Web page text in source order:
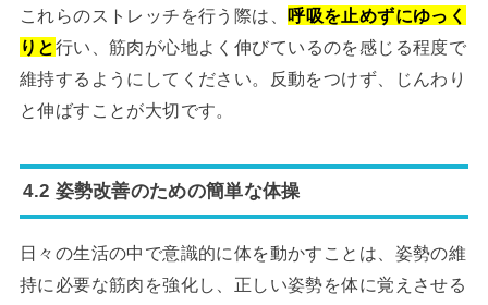
これらのストレッチを行う際は、呼吸を止めずにゆっく
りと行い、筋肉が心地よく伸びているのを感じる程度で
維持するようにしてください。反動をつけず、じんわり
と伸ばすことが大切です。
4.2 姿勢改善のための簡単な体操
日々の生活の中で意識的に体を動かすことは、姿勢の維
持に必要な筋肉を強化し、正しい姿勢を体に覚えさせる